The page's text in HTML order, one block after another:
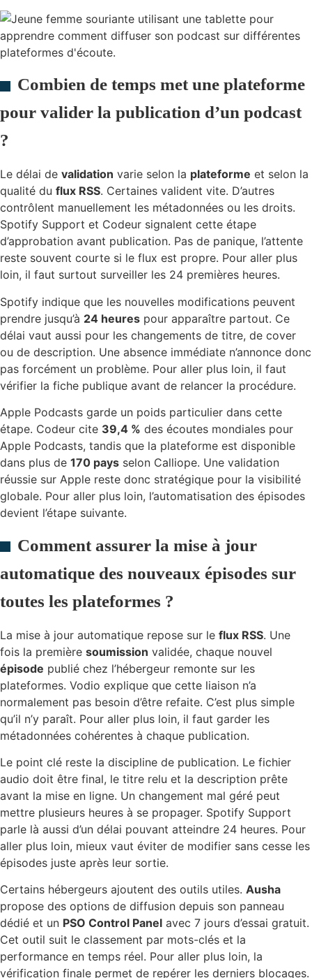
Combien de temps met une plateforme
pour valider la publication d’un podcast
?
Le délai de validation varie selon la plateforme et selon la
qualité du flux RSS. Certaines valident vite. D’autres
contrôlent manuellement les métadonnées ou les droits.
Spotify Support et Codeur signalent cette étape
d’approbation avant publication. Pas de panique, l’attente
reste souvent courte si le flux est propre. Pour aller plus
loin, il faut surtout surveiller les 24 premières heures.
Spotify indique que les nouvelles modifications peuvent
prendre jusqu’à 24 heures pour apparaître partout. Ce
délai vaut aussi pour les changements de titre, de cover
ou de description. Une absence immédiate n’annonce donc
pas forcément un problème. Pour aller plus loin, il faut
vérifier la fiche publique avant de relancer la procédure.
Apple Podcasts garde un poids particulier dans cette
étape. Codeur cite 39,4 % des écoutes mondiales pour
Apple Podcasts, tandis que la plateforme est disponible
dans plus de 170 pays selon Calliope. Une validation
réussie sur Apple reste donc stratégique pour la visibilité
globale. Pour aller plus loin, l’automatisation des épisodes
devient l’étape suivante.
Comment assurer la mise à jour
automatique des nouveaux épisodes sur
toutes les plateformes ?
La mise à jour automatique repose sur le flux RSS. Une
fois la première soumission validée, chaque nouvel
épisode publié chez l’hébergeur remonte sur les
plateformes. Vodio explique que cette liaison n’a
normalement pas besoin d’être refaite. C’est plus simple
qu’il n’y paraît. Pour aller plus loin, il faut garder les
métadonnées cohérentes à chaque publication.
Le point clé reste la discipline de publication. Le fichier
audio doit être final, le titre relu et la description prête
avant la mise en ligne. Un changement mal géré peut
mettre plusieurs heures à se propager. Spotify Support
parle là aussi d’un délai pouvant atteindre 24 heures. Pour
aller plus loin, mieux vaut éviter de modifier sans cesse les
épisodes juste après leur sortie.
Certains hébergeurs ajoutent des outils utiles. Ausha
propose des options de diffusion depuis son panneau
dédié et un PSO Control Panel avec 7 jours d’essai gratuit.
Cet outil suit le classement par mots-clés et la
performance en temps réel. Pour aller plus loin, la
vérification finale permet de repérer les derniers blocages.